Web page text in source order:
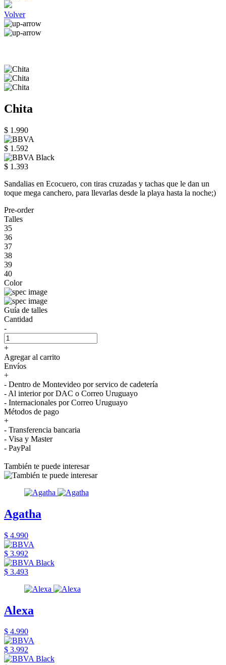
Volver
Chita
$ 1.990
$ 1.592
$ 1.393
Sandalias en Ecocuero, con tiras cruzadas y tachas que le dan un
toque mega canchero, para llevarlas desde la playa hasta la noche;)
Pre-order
Talles
35
36
37
38
39
40
Color
Guía de talles
Cantidad
-
+
Agregar al carrito
Envíos
+
- Dentro de Montevideo por servico de cadetería
- Al interior por DAC o Correo Uruguayo
- Internacionales por Correo Uruguayo
Métodos de pago
+
- Transferencia bancaria
- Visa y Master
- PayPal
También te puede interesar
Agatha
$ 4.990
$ 3.992
$ 3.493
Alexa
$ 4.990
$ 3.992